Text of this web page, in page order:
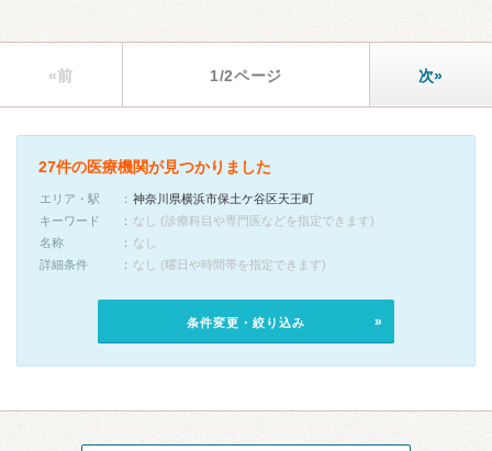
«前 1/2ページ 次»
27件の医療機関が見つかりました
エリア・駅
神奈川県横浜市保土ケ谷区天王町
キーワード
なし (診療科目や専門医などを指定できます)
名称
なし
詳細条件
なし (曜日や時間帯を指定できます)
条件変更・絞り込み